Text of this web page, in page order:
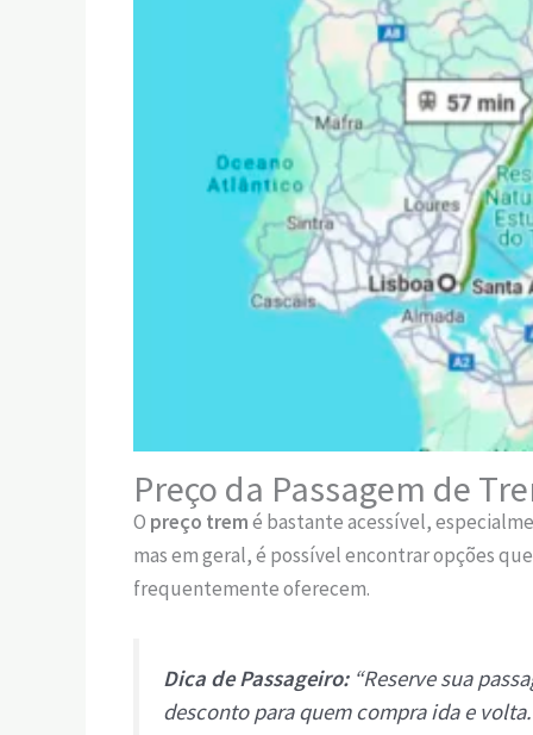
Preço da Passagem de
O preço tremé bastante acessível,
mas em geral, é possível encontrar opções
frequentemente oferecem.
Dica de Passageiro:“Reserve sua
desconto para quem compra ida e